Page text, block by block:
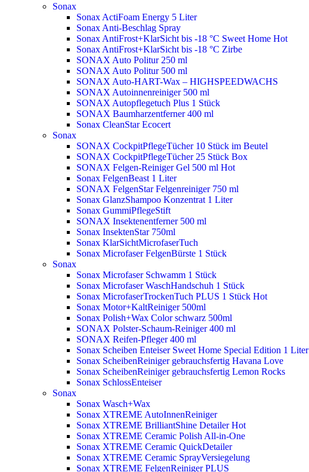
Sonax
Sonax ActiFoam Energy 5 Liter
Sonax Anti-Beschlag Spray
Sonax AntiFrost+KlarSicht bis -18 °C Sweet Home Hot
Sonax AntiFrost+KlarSicht bis -18 °C Zirbe
SONAX Auto Politur 250 ml
SONAX Auto Politur 500 ml
SONAX Auto-HART-Wax – HIGHSPEEDWACHS
SONAX Autoinnenreiniger 500 ml
SONAX Autopflegetuch Plus 1 Stück
SONAX Baumharzentferner 400 ml
Sonax CleanStar Ecocert
Sonax
SONAX CockpitPflegeTücher 10 Stück im Beutel
SONAX CockpitPflegeTücher 25 Stück Box
SONAX Felgen-Reiniger Gel 500 ml Hot
Sonax FelgenBeast 1 Liter
SONAX FelgenStar Felgenreiniger 750 ml
Sonax GlanzShampoo Konzentrat 1 Liter
Sonax GummiPflegeStift
SONAX Insektenentferner 500 ml
Sonax InsektenStar 750ml
Sonax KlarSichtMicrofaserTuch
Sonax Microfaser FelgenBürste 1 Stück
Sonax
Sonax Microfaser Schwamm 1 Stück
Sonax Microfaser WaschHandschuh 1 Stück
Sonax MicrofaserTrockenTuch PLUS 1 Stück Hot
Sonax Motor+KaltReiniger 500ml
Sonax Polish+Wax Color schwarz 500ml
SONAX Polster-Schaum-Reiniger 400 ml
SONAX Reifen-Pfleger 400 ml
Sonax Scheiben Enteiser Sweet Home Special Edition 1 Liter
Sonax ScheibenReiniger gebrauchsfertig Havana Love
Sonax ScheibenReiniger gebrauchsfertig Lemon Rocks
Sonax SchlossEnteiser
Sonax
Sonax Wasch+Wax
Sonax XTREME AutoInnenReiniger
Sonax XTREME BrilliantShine DetailerHot
Sonax XTREME Ceramic Polish All-in-One
Sonax XTREME Ceramic QuickDetailer
Sonax XTREME Ceramic SprayVersiegelung
Sonax XTREME FelgenReiniger PLUS